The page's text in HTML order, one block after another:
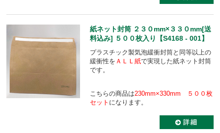
紙ネット封筒 ２３０mm×３３０mm[送
料込み] ５００枚入り【S4168 - 001】
プラスチック製気泡緩衝封筒と同等以上の
緩衝性を ＡＬＬ紙で実現した紙ネット封筒
です。
こちらの商品は230mm×330mm ５００枚
セット になります。